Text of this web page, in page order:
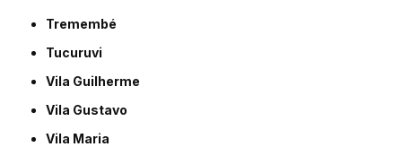
Tremembé
Tucuruvi
Vila Guilherme
Vila Gustavo
Vila Maria